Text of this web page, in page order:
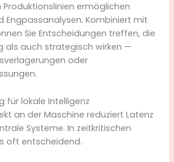
Produktionslinien ermöglichen
Engpassanalysen. Kombiniert mit
Sie Entscheidungen treffen, die
als auch strategisch wirken —
oder
für lokale Intelligenz
an der Maschine reduziert Latenz
Systeme. In zeitkritischen
oft entscheidend.